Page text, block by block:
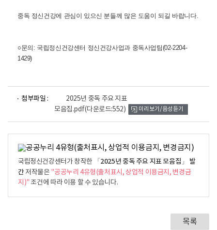
중독 정신건강에 관심이 있으신 분들께 많은 도움이 되길 바랍니다.
○문의: 국립정신건강센터 정신건강사업과 중독사업팀(02-2204-
1429)
첨부파일 :
2025년 중독 주요 지표
모음집.pdf(다운로드:552)
어
미리보기/음성듣기
국립정신건강센터가 창작한
「2025년 중독 주요 지표 모음집」 발
간 저작물은 "공공누리 4유형(출처표시, 상업적 이용금지, 변경금
지)"조건에 따라 이용 할 수 있습니다.
목록